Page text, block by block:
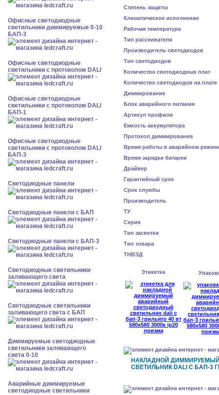
Офисные светодиодные
светильники диммируемые 0-10
БАП-3
Офисные светодиодные
светильники с протоколом DALI
Офисные светодиодные
светильники с протоколом DALI
БАП-1
Офисные светодиодные
светильники с протоколом DALI
БАП-3
Cветодиодные панели
Cветодиодные панели с БАП
Cветодиодные панели с БАП-3
Светодиодные светильники
заливающего света
Светодиодные светильники
заливающего света с БАП
Диммируемые светодиодные
светильники заливающего
света 0-10
Аварийные диммируемые
светодиодные светильники
Степень защиты
Климатическое исполнение
Рабочая температура
Тип рассеивателя
Производитель светодиодов
Тип светодиодов
Количество светодиодных плат
Количество светодиодов на плате
Диммирование
Блок аварийного питания
Артикул профиля
Емкость аккумулятора
Протокол диммирования
Время работы в аварийном
Время зарядки батареи
Драйвер
Гарантийный срок
Срок службы
Производитель
ТУ
Серия
Тип засветки
Тип товара
ТНВЭД
Этикетка
НАКЛАДНОЙ
СВЕТИЛЬНИК DALI С БАП-3